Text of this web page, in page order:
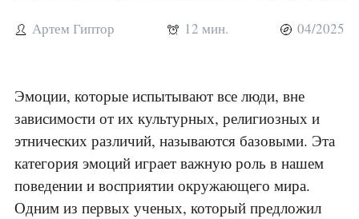
Артем Гиптор 12 мин. 04/2025
Эмоции, которые испытывают все люди, вне
зависимости от их культурных, религиозных и
этнических различий, называются базовыми. Эта
категория эмоций играет важную роль в нашем
поведении и восприятии окружающего мира.
Одним из первых ученых, который предложил